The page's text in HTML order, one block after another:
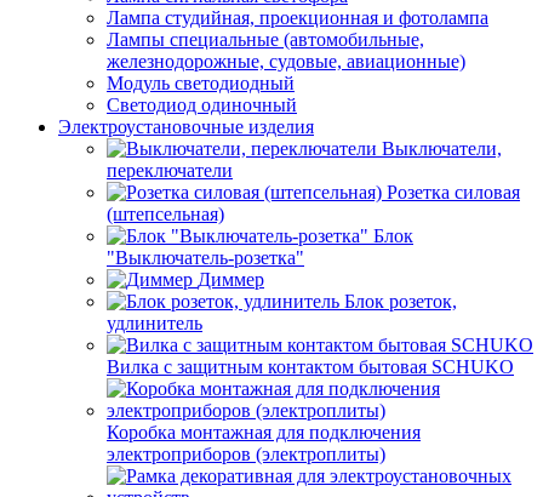
Лампа студийная, проекционная и фотолампа
Лампы специальные (автомобильные,
железнодорожные, судовые, авиационные)
Модуль светодиодный
Светодиод одиночный
Электроустановочные изделия
Выключатели,
переключатели
Розетка силовая
(штепсельная)
Блок
"Выключатель-розетка"
Диммер
Блок розеток,
удлинитель
Вилка с защитным контактом бытовая SCHUKO
Коробка монтажная для подключения
электроприборов (электроплиты)